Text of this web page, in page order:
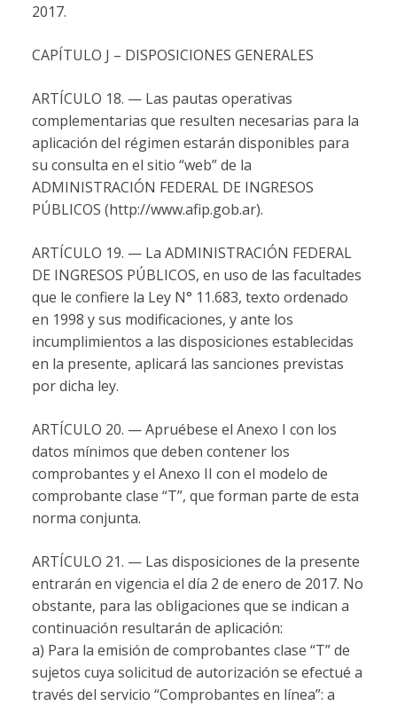
2017.
CAPÍTULO J – DISPOSICIONES GENERALES
ARTÍCULO 18. — Las pautas operativas
complementarias que resulten necesarias para la
aplicación del régimen estarán disponibles para
su consulta en el sitio “web” de la
ADMINISTRACIÓN FEDERAL DE INGRESOS
PÚBLICOS (http://www.afip.gob.ar).
ARTÍCULO 19. — La ADMINISTRACIÓN FEDERAL
DE INGRESOS PÚBLICOS, en uso de las facultades
que le confiere la Ley N° 11.683, texto ordenado
en 1998 y sus modificaciones, y ante los
incumplimientos a las disposiciones establecidas
en la presente, aplicará las sanciones previstas
por dicha ley.
ARTÍCULO 20. — Apruébese el Anexo I con los
datos mínimos que deben contener los
comprobantes y el Anexo II con el modelo de
comprobante clase “T”, que forman parte de esta
norma conjunta.
ARTÍCULO 21. — Las disposiciones de la presente
entrarán en vigencia el día 2 de enero de 2017. No
obstante, para las obligaciones que se indican a
continuación resultarán de aplicación:
a) Para la emisión de comprobantes clase “T” de
sujetos cuya solicitud de autorización se efectué a
través del servicio “Comprobantes en línea”: a